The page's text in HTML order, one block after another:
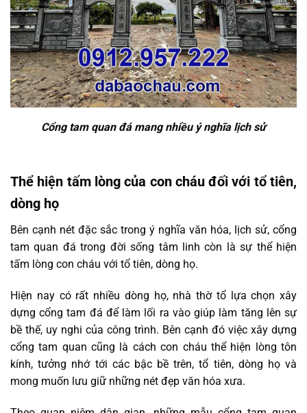
Cổng tam quan đá mang nhiều ý nghĩa lịch sử
Thể hiện tấm lòng của con cháu đối với tổ tiên,
dòng họ
Bên cạnh nét đặc sắc trong ý nghĩa văn hóa, lịch sử, cổng
tam quan đá trong đời sống tâm linh còn là sự thể hiện
tấm lòng con cháu với tổ tiên, dòng họ.
Hiện nay có rất nhiều dòng họ, nhà thờ tổ lựa chọn xây
dựng cổng tam đá để làm lối ra vào giúp làm tăng lên sự
bề thế, uy nghi của công trình. Bên cạnh đó việc xây dựng
cổng tam quan cũng là cách con cháu thể hiện lòng tôn
kính, tưởng nhớ tới các bậc bề trên, tổ tiên, dòng họ và
mong muốn lưu giữ những nét đẹp văn hóa xưa.